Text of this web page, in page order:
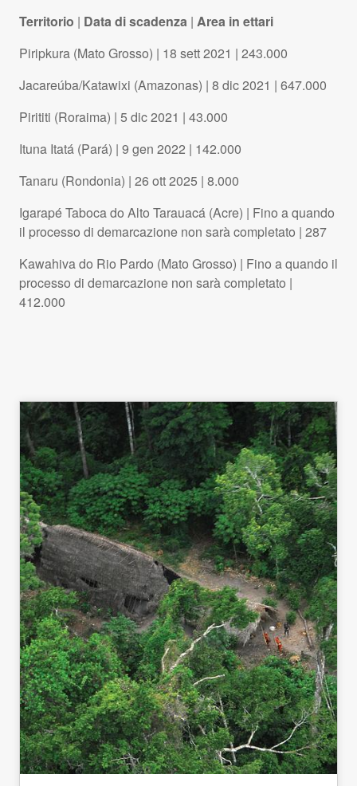
Territorio | Data di scadenza | Area in ettari
Piripkura (Mato Grosso) | 18 sett 2021 | 243.000
Jacareúba/Katawixi (Amazonas) | 8 dic 2021 | 647.000
Pirititi (Roraima) | 5 dic 2021 | 43.000
Ituna Itatá (Pará) | 9 gen 2022 | 142.000
Tanaru (Rondonia) | 26 ott 2025 | 8.000
Igarapé Taboca do Alto Tarauacá (Acre) | Fino a quando
il processo di demarcazione non sarà completato | 287
Kawahiva do Rio Pardo (Mato Grosso) | Fino a quando il
processo di demarcazione non sarà completato |
412.000